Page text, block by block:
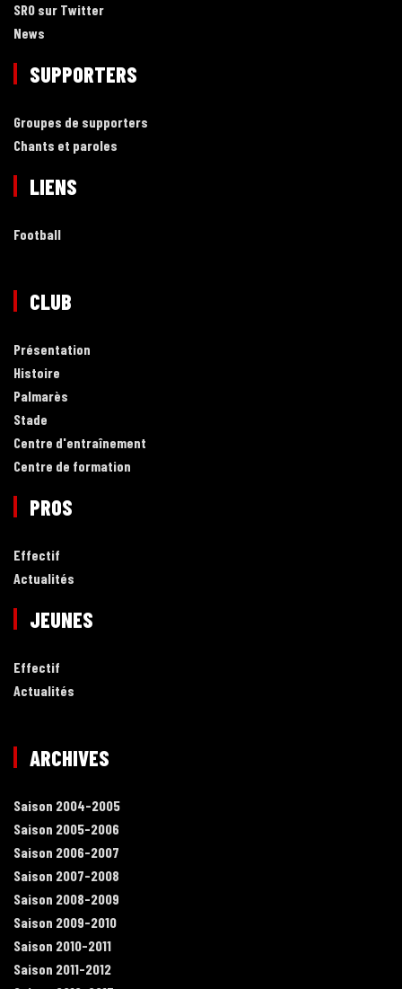
SRO sur Twitter
News
SUPPORTERS
Groupes de supporters
Chants et paroles
LIENS
Football
CLUB
Présentation
Histoire
Palmarès
Stade
Centre d'entraînement
Centre de formation
PROS
Effectif
Actualités
JEUNES
Effectif
Actualités
ARCHIVES
Saison 2004-2005
Saison 2005-2006
Saison 2006-2007
Saison 2007-2008
Saison 2008-2009
Saison 2009-2010
Saison 2010-2011
Saison 2011-2012